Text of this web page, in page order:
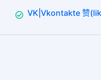
VK|Vkontakte 赞